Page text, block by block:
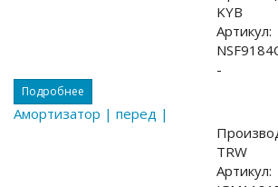
KYB
Артикул:
-
Подробнее
Амортизатор | перед |
TRW
Артикул: